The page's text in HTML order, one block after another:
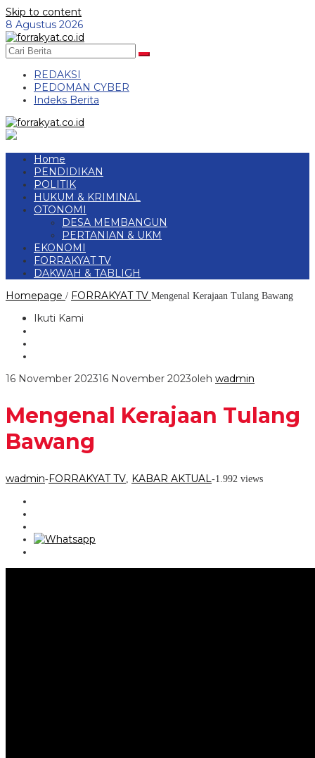
Skip to content
8 Agustus 2026
REDAKSI
PEDOMAN CYBER
Indeks Berita
Home
PENDIDIKAN
POLITIK
HUKUM & KRIMINAL
OTONOMI
DESA MEMBANGUN
PERTANIAN & UKM
EKONOMI
FORRAKYAT TV
DAKWAH & TABLIGH
Homepage / FORRAKYAT TV Mengenal Kerajaan Tulang Bawang
Ikuti Kami
16 November 202316 November 2023oleh wadmin
Mengenal Kerajaan Tulang
Bawang
wadmin-FORRAKYAT TV KABAR AKTUAL-1.992 views